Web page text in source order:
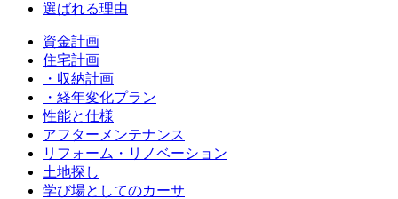
選ばれる理由
資金計画
住宅計画
・収納計画
・経年変化プラン
性能と仕様
アフターメンテナンス
リフォーム・リノベーション
土地探し
学び場としてのカーサ